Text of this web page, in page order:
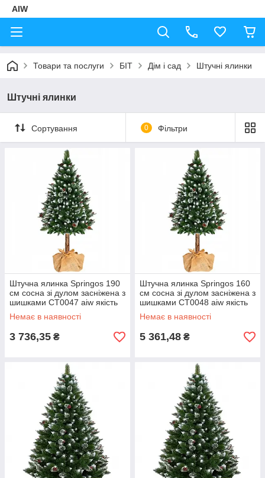
AIW
Товари та послуги БІТ Дім і сад Штучні ялинки
Штучні ялинки
Сортування 0 Фільтри
Штучна ялинка Springos 190
см сосна зі дулом засніжена з
шишками CT0047 aiw якість
Немає в наявності
3 736,35 ₴
Штучна ялинка Springos 160
см сосна зі дулом засніжена з
шишками CT0048 aiw якість
Немає в наявності
5 361,48 ₴